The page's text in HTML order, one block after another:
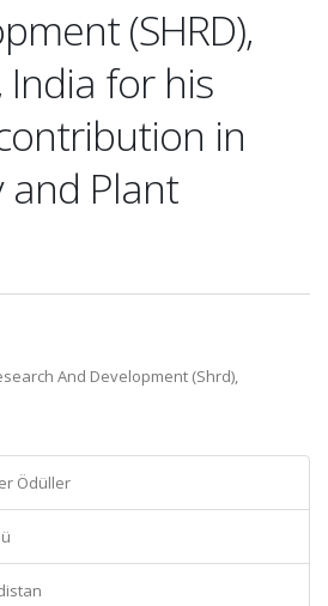
(SHRD),
India for his
in
and Plant
And Development (Shrd),
Ödüller